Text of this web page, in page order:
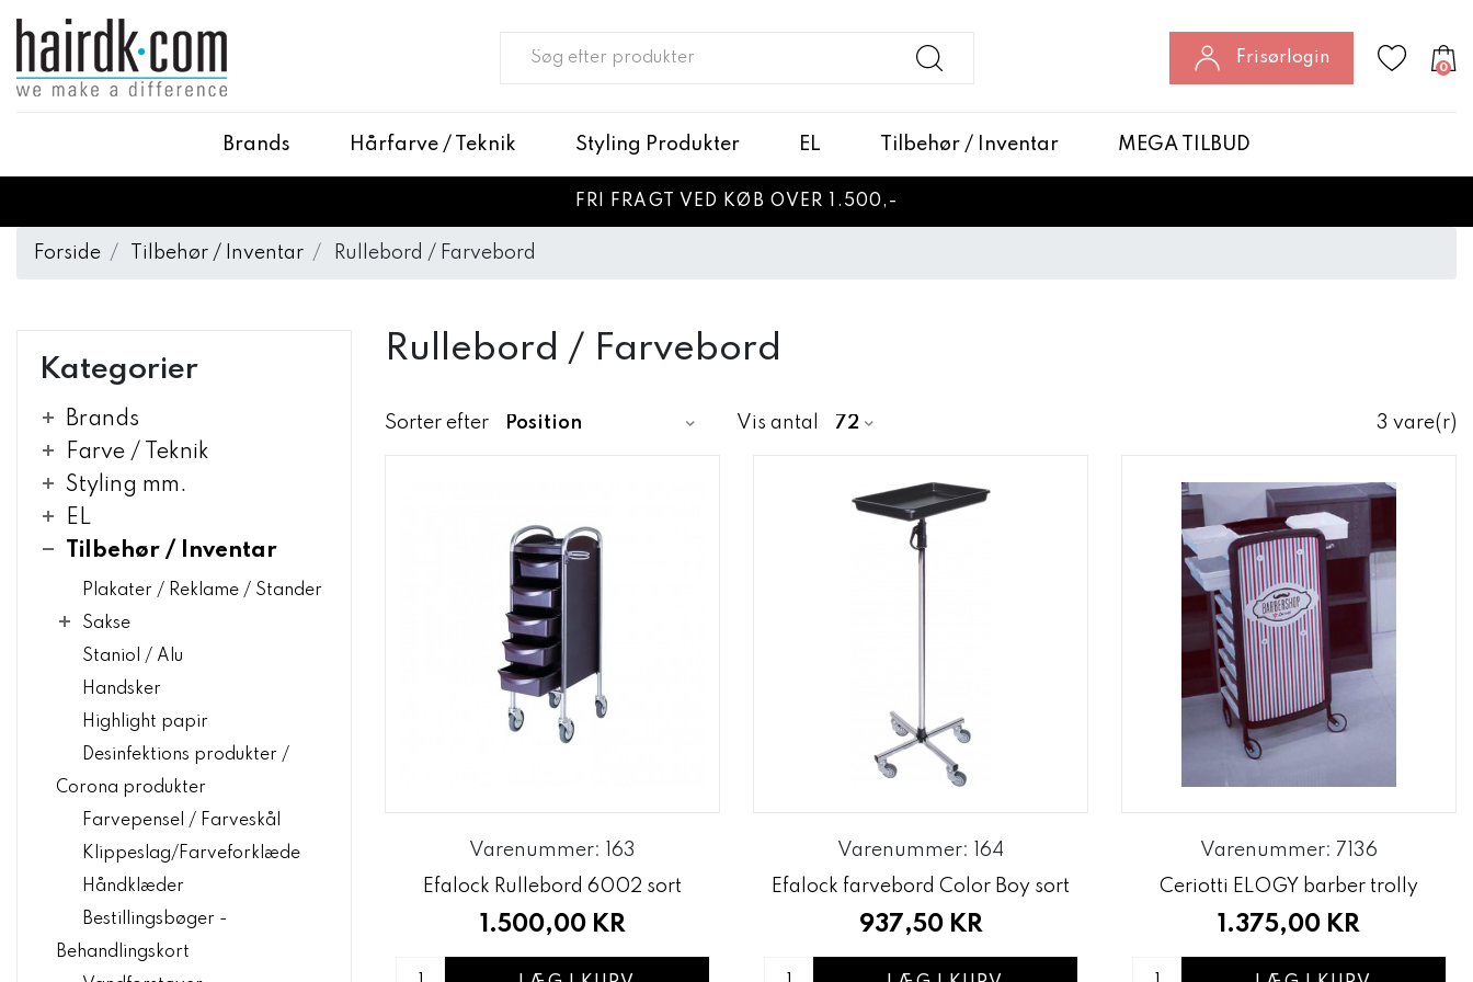
Frisørlogin
0
Brands Hårfarve / Teknik Styling Produkter EL Tilbehør / Inventar MEGA TILBUD
FRI FRAGT VED KØB OVER 1.500,-
Forside Tilbehør / Inventar Rullebord / Farvebord
Kategorier
Brands
Farve / Teknik
Styling mm.
EL
Tilbehør / Inventar
Plakater / Reklame / Stander
Sakse
Staniol / Alu
Handsker
Highlight papir
Desinfektions produkter /
Corona produkter
Farvepensel / Farveskål
Klippeslag/Farveforklæde
Håndklæder
Bestillingsbøger -
Behandlingskort
Rullebord / Farvebord
Sorter efter Vis antal 3 vare(r)
Varenummer: 163
Efalock Rullebord 6002 sort
1.500,00 KR
Varenummer: 164
Efalock farvebord Color Boy sort
937,50 KR
Varenummer: 7136
Ceriotti ELOGY barber trolly
1.375,00 KR